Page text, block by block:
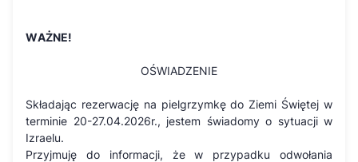
WAŻNE!
OŚWIADZENIE
Składając rezerwację na pielgrzymkę do Ziemi Świętej w
terminie 20-27.04.2026r., jestem świadomy o sytuacji w
Izraelu.
Przyjmuję do informacji, że w przypadku odwołania